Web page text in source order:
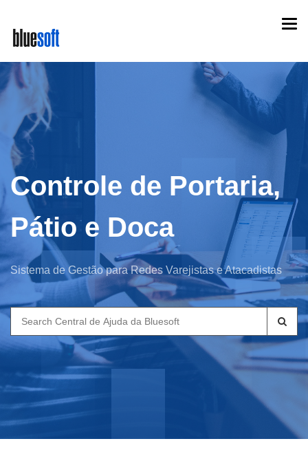
main
content
Controle de Portaria,
Pátio e Doca
Sistema de Gestão para Redes Varejistas e Atacadistas
Search
for: